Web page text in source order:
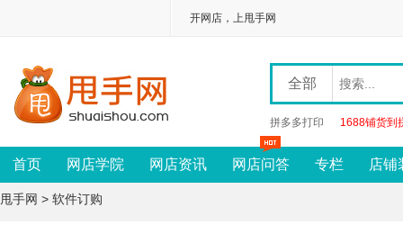
开网店，上甩手网
全部
拼多多打印 1688铺货到
首页 网店学院 网店资讯 网店问答 专栏 店铺
甩手网 > 软件订购